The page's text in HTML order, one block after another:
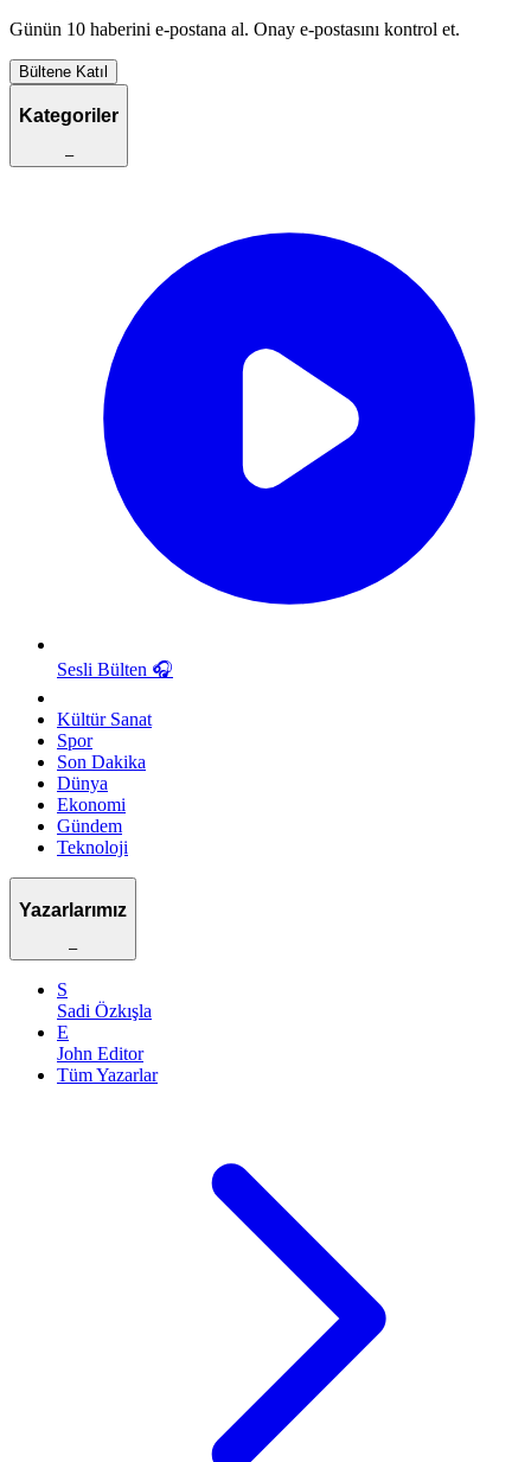
Günün 10 haberini e-postana al. Onay e-postasını kontrol et.
Bültene Katıl
Kategoriler
–
Sesli Bülten 🎧
Kültür Sanat
Spor
Son Dakika
Dünya
Ekonomi
Gündem
Teknoloji
Yazarlarımız
–
S
Sadi Özkışla
E
John Editor
Tüm Yazarlar